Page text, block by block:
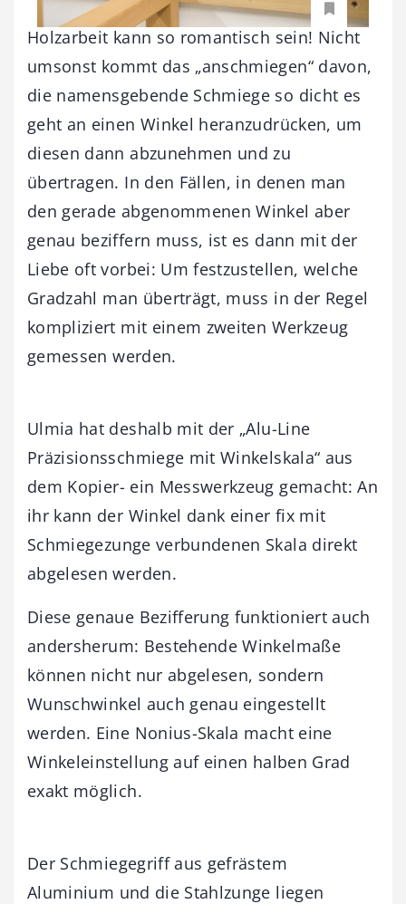
Holzarbeit kann so romantisch sein! Nicht
umsonst kommt das „anschmiegen“ davon,
die namensgebende Schmiege so dicht es
geht an einen Winkel heranzudrücken, um
diesen dann abzunehmen und zu
übertragen. In den Fällen, in denen man
den gerade abgenommenen Winkel aber
genau beziffern muss, ist es dann mit der
Liebe oft vorbei: Um festzustellen, welche
Gradzahl man überträgt, muss in der Regel
kompliziert mit einem zweiten Werkzeug
gemessen werden.
Ulmia hat deshalb mit der „Alu-Line
Präzisionsschmiege mit Winkelskala“ aus
dem Kopier- ein Messwerkzeug gemacht: An
ihr kann der Winkel dank einer fix mit
Schmiegezunge verbundenen Skala direkt
abgelesen werden.
Diese genaue Bezifferung funktioniert auch
andersherum: Bestehende Winkelmaße
können nicht nur abgelesen, sondern
Wunschwinkel auch genau eingestellt
werden. Eine Nonius-Skala macht eine
Winkeleinstellung auf einen halben Grad
exakt möglich.
Der Schmiegegriff aus gefrästem
Aluminium und die Stahlzunge liegen